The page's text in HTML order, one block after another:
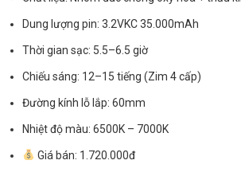
Dung lượng pin: 3.2VKC 35.000mAh
Thời gian sạc: 5.5–6.5 giờ
Chiếu sáng: 12–15 tiếng (Zim 4 cấp)
Đường kính lỗ lắp: 60mm
Nhiệt độ màu: 6500K – 7000K
Giá bán: 1.720.000đ